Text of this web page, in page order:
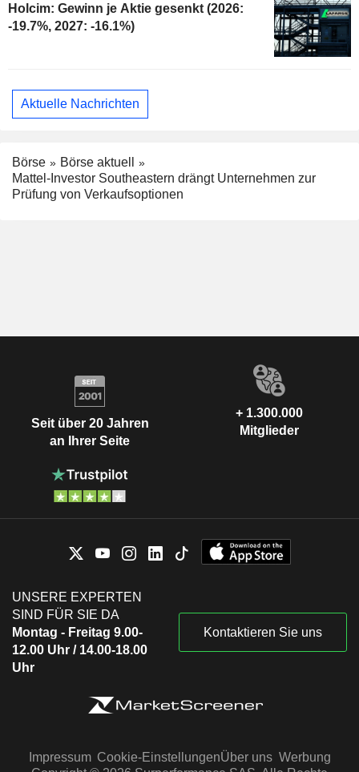
Holcim: Gewinn je Aktie gesenkt (2026:
-19.7%, 2027: -16.1%)
Aktuelle Nachrichten
Börse
Börse aktuell
Mattel-Investor Southeastern drängt Unternehmen zur
Prüfung von Verkaufsoptionen
Seit über 20 Jahren
an Ihrer Seite
+ 1.300.000
Mitglieder
UNSERE EXPERTEN
SIND FÜR SIE DA
Montag - Freitag 9.00-
12.00 Uhr / 14.00-18.00
Uhr
Kontaktieren Sie uns
Impressum Cookie-EinstellungenÜber uns Werbung